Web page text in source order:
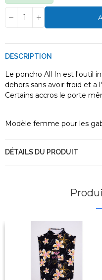
DESCRIPTION
Le poncho All In est l'outil
dehors sans avoir froid et a
Certains accros le porte
Modèle femme pour les
DÉTAILS DU PRODUIT